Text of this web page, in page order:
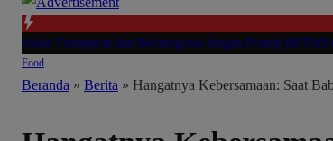
Transparan dan Berintegritas dengan Prinsip BETAH
Food
Beranda » Berita » Hangatnya Kebersamaan: Saat